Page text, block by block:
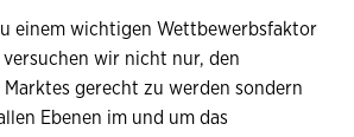
einem wichtigen Wettbewerbsfaktor
wir nicht nur, den
gerecht zu werden sondern
Ebenen im und um das